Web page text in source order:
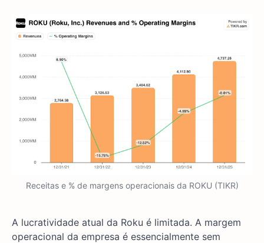
Receitas e % de margens operacionais da ROKU (TIKR)
A lucratividade atual da Roku é limitada. A margem
operacional da empresa é essencialmente sem